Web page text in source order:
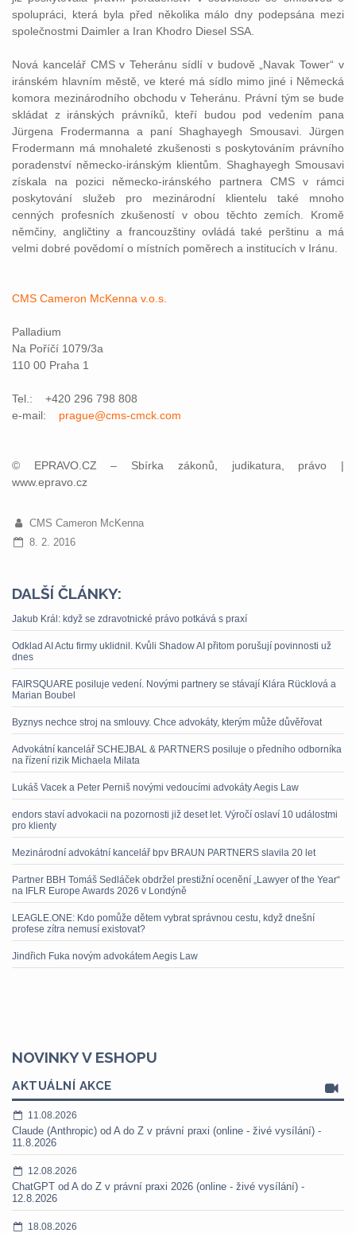
spolupráci, která byla před několika málo dny podepsána mezi
společnostmi Daimler a Iran Khodro Diesel SSA.
Nová kancelář CMS v Teheránu sídlí v budově „Navak Tower“ v
iránském hlavním městě, ve které má sídlo mimo jiné i Německá
komora mezinárodního obchodu v Teheránu. Právní tým se bude
skládat z iránských právníků, kteří budou pod vedením pana
Jürgena Frodermanna a paní Shaghayegh Smousavi. Jürgen
Frodermann má mnohaleté zkušenosti s poskytováním právního
poradenství německo-iránským klientům. Shaghayegh Smousavi
získala na pozici německo-iránského partnera CMS v rámci
poskytování služeb pro mezinárodní klientelu také mnoho
cenných profesních zkušeností v obou těchto zemích. Kromě
němčiny, angličtiny a francouzštiny ovládá také perštinu a má
velmi dobré povědomí o místních poměrech a institucích v Iránu.
CMS Cameron McKenna v.o.s.
Palladium
Na Poříčí 1079/3a
110 00 Praha 1
Tel.: +420 296 798 808
e-mail: prague@cms-cmck.com
© EPRAVO.CZ – Sbírka zákonů, judikatura, právo |
www.epravo.cz
CMS Cameron McKenna
8. 2. 2016
DALŠÍ ČLÁNKY:
Jakub Král: když se zdravotnické právo potkává s praxí
Odklad AI Actu firmy uklidnil. Kvůli Shadow AI přitom porušují povinnosti už
dnes
FAIRSQUARE posiluje vedení. Novými partnery se stávají Klára Rücklová a
Marian Boubel
Byznys nechce stroj na smlouvy. Chce advokáty, kterým může důvěřovat
Advokátní kancelář SCHEJBAL & PARTNERS posiluje o předního odborníka
na řízení rizik Michaela Milata
Lukáš Vacek a Peter Perniš novými vedoucími advokáty Aegis Law
endors staví advokacii na pozornosti již deset let. Výročí oslaví 10 událostmi
pro klienty
Mezinárodní advokátní kancelář bpv BRAUN PARTNERS slavila 20 let
Partner BBH Tomáš Sedláček obdržel prestižní ocenění „Lawyer of the Year“
na IFLR Europe Awards 2026 v Londýně
LEAGLE.ONE: Kdo pomůže dětem vybrat správnou cestu, když dnešní
profese zítra nemusí existovat?
Jindřich Fuka novým advokátem Aegis Law
NOVINKY V ESHOPU
AKTUÁLNÍ AKCE
11.08.2026
Claude (Anthropic) od A do Z v právní praxi (online - živé vysílání) -
11.8.2026
12.08.2026
ChatGPT od A do Z v právní praxi 2026 (online - živé vysílání) -
12.8.2026
18.08.2026